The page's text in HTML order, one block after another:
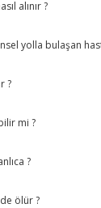
alınır ?
yolla bulaşan
?
mi ?
?
ölür ?